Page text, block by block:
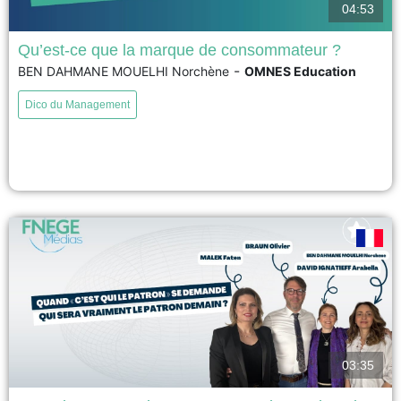
La marque de consommateur est une marque qui se construit avec ses
clients, en les impliquant dans les décisions concernant les produits, les
prix ou les engagements de l'entreprise. Les consommateurs deviennent
voir
04:53
Qu’est-ce que la marque de consommateur ?
BEN DAHMANE MOUELHI Norchène - OMNES Education
Dico du Management
03:35